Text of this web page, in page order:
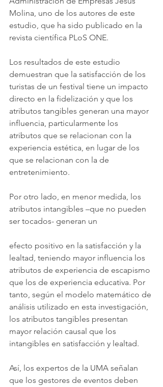
Molina, uno de los autores de este
estudio, que ha sido publicado en la
revista científica PLoS ONE.
Los resultados de este estudio
demuestran que la satisfacción de los
turistas de un festival tiene un impacto
directo en la fidelización y que los
atributos tangibles generan una mayor
influencia, particularmente los
atributos que se relacionan con la
experiencia estética, en lugar de los
que se relacionan con la de
entretenimiento.
Por otro lado, en menor medida, los
atributos intangibles –que no pueden
ser tocados- generan un
efecto positivo en la satisfacción y la
lealtad, teniendo mayor influencia los
atributos de experiencia de escapismo
que los de experiencia educativa. Por
tanto, según el modelo matemático de
análisis utilizado en esta investigación,
los atributos tangibles presentan
mayor relación causal que los
intangibles en satisfacción y lealtad.
Así, los expertos de la UMA señalan
que los gestores de eventos deben